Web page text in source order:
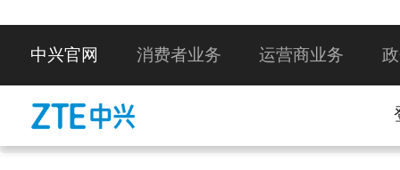
中兴官网 消费者业务 运营商业务